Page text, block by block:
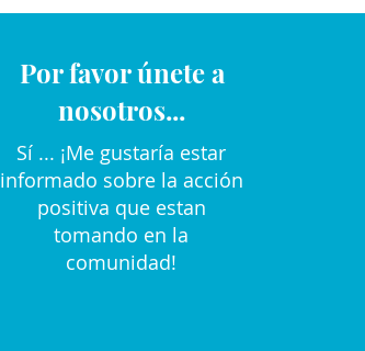
Por favor únete a
nosotros...
Sí ... ¡Me gustaría estar
informado sobre la acción
positiva que estan
tomando en la
comunidad!